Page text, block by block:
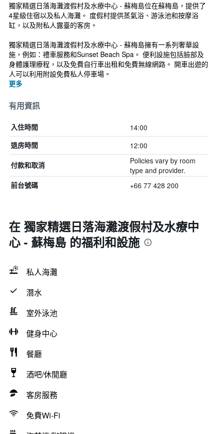
獨家精選日落海灘渡假村及水療中心 - 蘇梅島位在蘇梅島，提供了
4星級住宿以及私人海灘。 度假村提供蒸氣浴、游泳池和按摩浴
缸，以及附私人露臺的客房。
獨家精選日落海灘渡假村及水療中心 - 蘇梅島擁有一系列奢華設
施，例如：禮車服務和Sunset Beach Spa。 便利設施包括臉部及
身體護理療程，以及免費自行車出租和免費無線網路。 開車出遊的
人可以利用附設免費私人停車場。
更多
有用資訊
入住時間 14:00
退房時間 12:00
付款和取消
Policies vary by room
type and provider.
前台號碼 +66 77 428 200
在 獨家精選日落海灘渡假村及水療中
心 - 蘇梅島 的福利和設施
私人海灘
潛水
室外泳池
健身中心
餐廳
酒吧/休閒廳
客房服務
免費Wi-Fi